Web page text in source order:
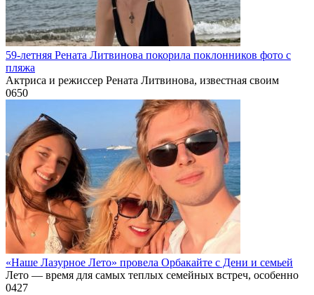
59-летняя Рената Литвинова покорила поклонников фото с
пляжа
Актриса и режиссер Рената Литвинова, известная своим
0650
«Наше Лазурное Лето» провела Орбакайте с Дени и семьей
Лето — время для самых теплых семейных встреч, особенно
0427